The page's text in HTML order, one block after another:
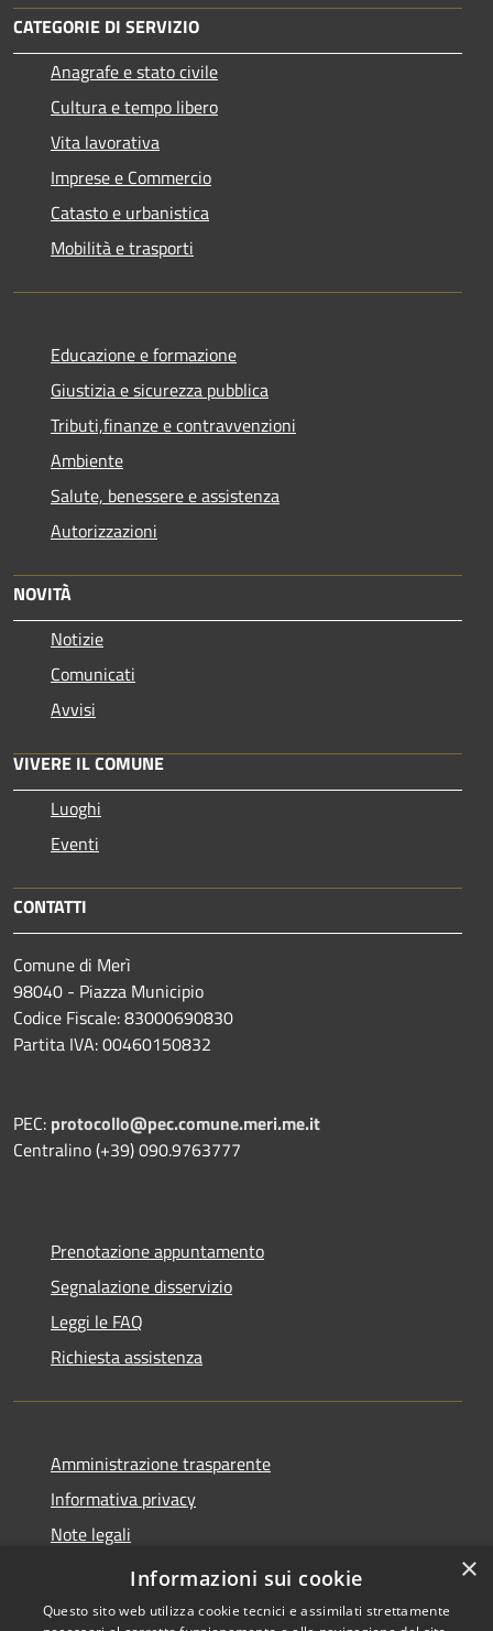
CATEGORIE DI SERVIZIO
Anagrafe e stato civile
Cultura e tempo libero
Vita lavorativa
Imprese e Commercio
Catasto e urbanistica
Mobilità e trasporti
Educazione e formazione
Giustizia e sicurezza pubblica
Tributi,finanze e contravvenzioni
Ambiente
Salute, benessere e assistenza
Autorizzazioni
NOVITÀ
Notizie
Comunicati
Avvisi
VIVERE IL COMUNE
Luoghi
Eventi
CONTATTI
Comune di Merì
98040 - Piazza Municipio
Codice Fiscale: 83000690830
Partita IVA: 00460150832
PEC: protocollo@pec.comune.meri.me.it
Centralino (+39) 090.9763777
Prenotazione appuntamento
Segnalazione disservizio
Leggi le FAQ
Richiesta assistenza
Amministrazione trasparente
Informativa privacy
Note legali
Dichiarazione di accessibilità
×
Informazioni sui cookie
Questo sito web utilizza cookie tecnici e assimilati strettamente